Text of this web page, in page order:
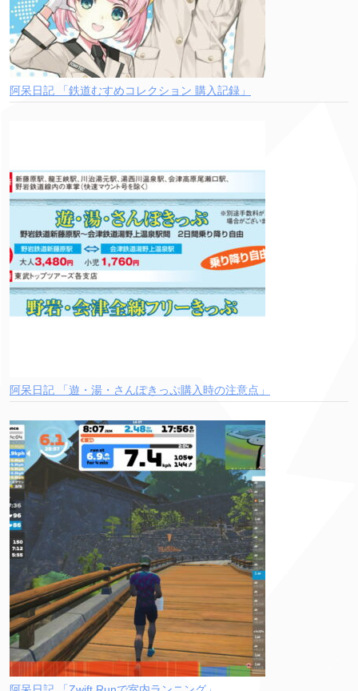
阿呆日記 「鉄道むすめコレクション 購入記録」
阿呆日記 「遊・湯・さんぽきっぷ購入時の注意点」